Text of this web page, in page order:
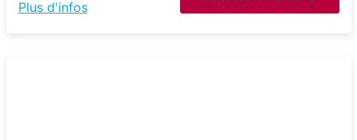
Plus d'infos